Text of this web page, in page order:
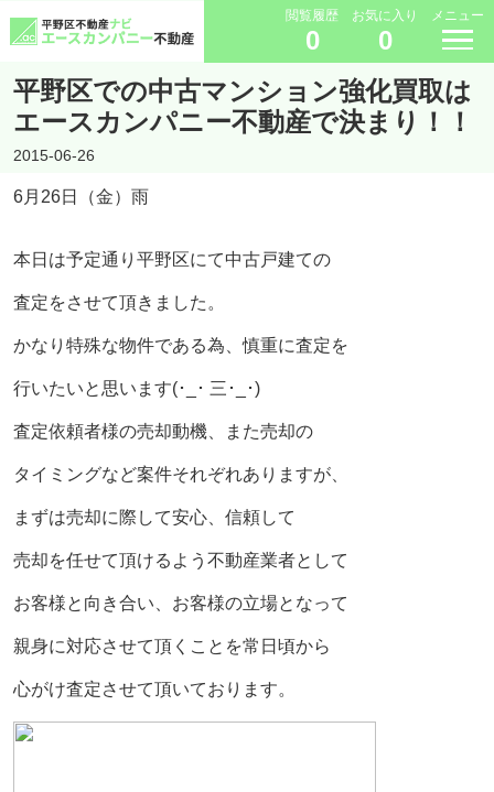
閲覧履歴
0
お気に入り
0
メニュー
平野区での中古マンション強化買取は
エースカンパニー不動産で決まり！！
2015-06-26
6月26日（金）雨
本日は予定通り平野区にて中古戸建ての
査定をさせて頂きました。
かなり特殊な物件である為、慎重に査定を
行いたいと思います(･_･ 三･_･)
査定依頼者様の売却動機、また売却の
タイミングなど案件それぞれありますが、
まずは売却に際して安心、信頼して
売却を任せて頂けるよう不動産業者として
お客様と向き合い、お客様の立場となって
親身に対応させて頂くことを常日頃から
心がけ査定させて頂いております。